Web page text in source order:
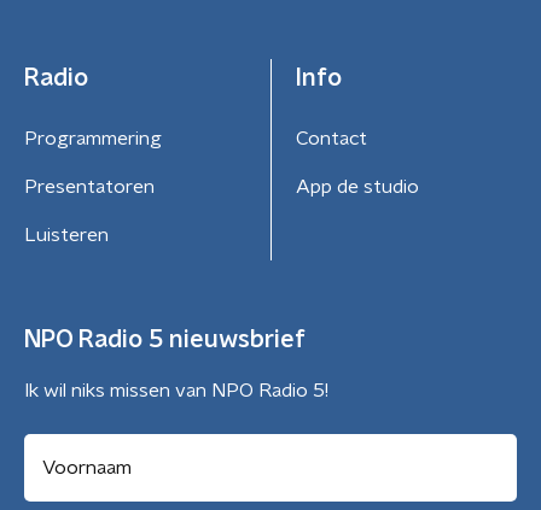
Radio
Programmering
Presentatoren
Luisteren
Info
Contact
App de studio
NPO Radio 5 nieuwsbrief
Ik wil niks missen van NPO Radio 5!